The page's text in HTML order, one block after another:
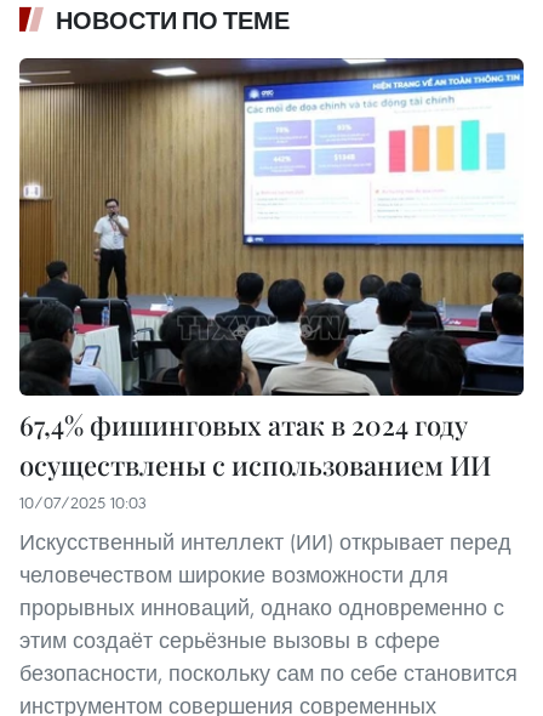
НОВОСТИ ПО ТЕМЕ
67,4% фишинговых атак в 2024 году
осуществлены с использованием ИИ
10/07/2025 10:03
Искусственный интеллект (ИИ) открывает перед
человечеством широкие возможности для
прорывных инноваций, однако одновременно с
этим создаёт серьёзные вызовы в сфере
безопасности, поскольку сам по себе становится
инструментом совершения современных